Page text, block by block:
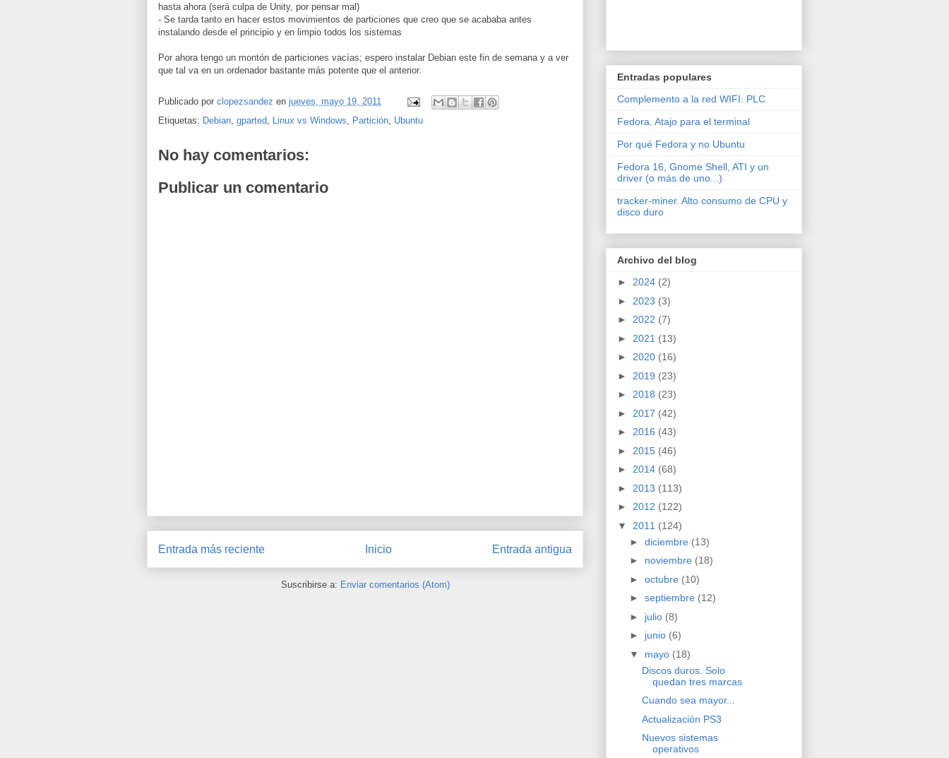
hasta ahora (será culpa de Unity, por pensar mal)
- Se tarda tanto en hacer estos movimientos de particiones que creo que se acababa antes
instalando desde el principio y en limpio todos los sistemas
Por ahora tengo un montón de particiones vacías; espero instalar Debian este fin de semana y a ver
que tal va en un ordenador bastante más potente que el anterior.
Publicado por clopezsandez en jueves, mayo 19, 2011
Etiquetas: Debian, gparted, Linux vs Windows, Partición, Ubuntu
No hay comentarios:
Publicar un comentario
Entrada más reciente Entrada antigua
Inicio
Suscribirse a: Enviar comentarios (Atom)
Entradas populares
Complemento a la red WIFI: PLC
Fedora. Atajo para el terminal
Por qué Fedora y no Ubuntu
Fedora 16, Gnome Shell, ATI y un
driver (o más de uno...)
tracker-miner. Alto consumo de CPU y
disco duro
Archivo del blog
► 2024 (2)
► 2023 (3)
► 2022 (7)
► 2021 (13)
► 2020 (16)
► 2019 (23)
► 2018 (23)
► 2017 (42)
► 2016 (43)
► 2015 (46)
► 2014 (68)
► 2013 (113)
► 2012 (122)
▼ 2011 (124)
► diciembre (13)
► noviembre (18)
► octubre (10)
► septiembre (12)
► julio (8)
► junio (6)
▼ mayo (18)
Discos duros. Solo
quedan tres marcas
Cuando sea mayor...
Actualización PS3
Nuevos sistemas
operativos